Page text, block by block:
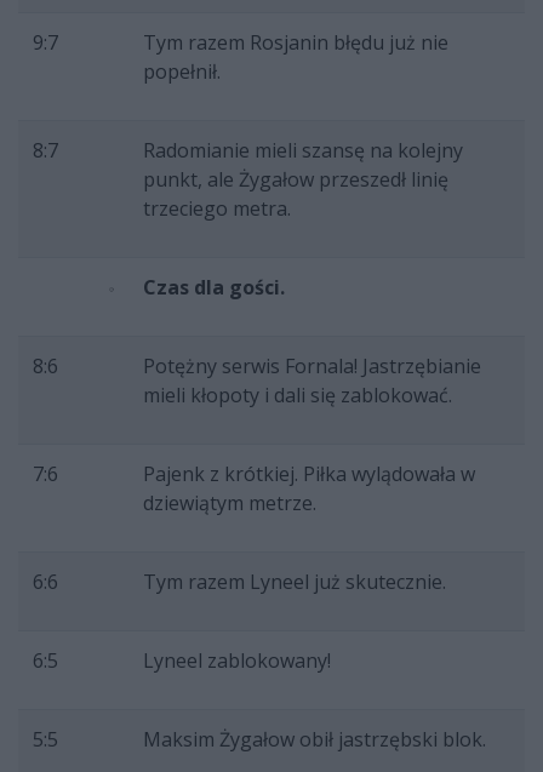
9:7
Tym razem Rosjanin błędu już nie
popełnił.
8:7
Radomianie mieli szansę na kolejny
punkt, ale Żygałow przeszedł linię
trzeciego metra.
Czas dla gości.
8:6
Potężny serwis Fornala! Jastrzębianie
mieli kłopoty i dali się zablokować.
7:6
Pajenk z krótkiej. Piłka wylądowała w
dziewiątym metrze.
6:6 Tym razem Lyneel już skutecznie.
6:5 Lyneel zablokowany!
5:5 Maksim Żygałow obił jastrzębski blok.